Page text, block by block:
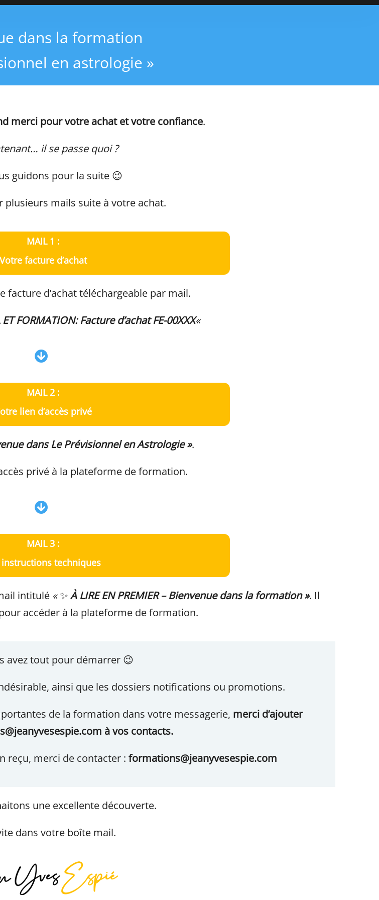
dans la formation
en astrologie »
merci pour votre achat et votre confiance.
il se passe quoi ?
guidons pour la suite 😉
plusieurs mails suite à votre achat.
MAIL 1 :
Votre facture d’achat
facture d’achat téléchargeable par mail.
ET FORMATION: Facture d’achat FE-00XXX«
MAIL 2 :
lien d’accès privé
dans Le Prévisionnel en Astrologie ».
privé à la plateforme de formation.
MAIL 3 :
instructions techniques
intitulé «✨ À LIRE EN PREMIER – Bienvenue dans la formation ». Il
accéder à la plateforme de formation.
avez tout pour démarrer 😉
ainsi que les dossiers notifications ou promotions.
de la formation dans votre messagerie, merci d’ajouter
à vos contacts.
reçu, merci de contacter :formations@jeanyvesespie.com
une excellente découverte.
dans votre boîte mail.